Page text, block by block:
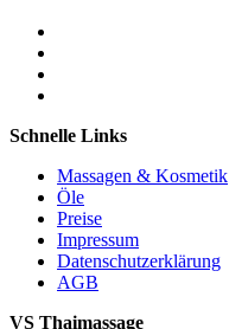
Schnelle Links
Massagen & Kosmetik
Öle
Preise
Impressum
Datenschutzerklärung
AGB
VS Thaimassage